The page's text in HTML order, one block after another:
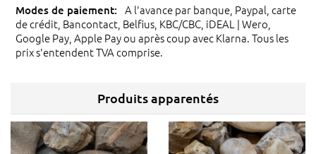
A l'avance par banque, Paypal, carte
de crédit, Bancontact, Belfius, KBC/CBC, iDEAL | Wero,
Google Pay, Apple Pay ou après coup avec Klarna. Tous les
prix s'entendent TVA comprise.
Produits apparentés